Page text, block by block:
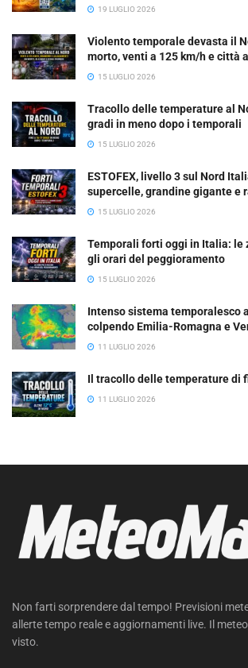
19 LUGLIO 2026
Violento temporale devasta il
morto, venti a 125 km/h e città
15 LUGLIO 2026
Tracollo delle temperature al
gradi in meno dopo i temporali
15 LUGLIO 2026
ESTOFEX, livello 3 sul Nord
supercelle, grandine gigante e
15 LUGLIO 2026
Temporali forti oggi in Italia: le
gli orari del peggioramento
15 LUGLIO 2026
Intenso sistema temporalesco
colpendo Emilia-Romagna e
11 LUGLIO 2026
Il tracollo delle temperature di
11 LUGLIO 2026
Non farti sorprendere dal tempo! Previsioni
allerte tempo reale e aggiornamenti live. Il
visto.